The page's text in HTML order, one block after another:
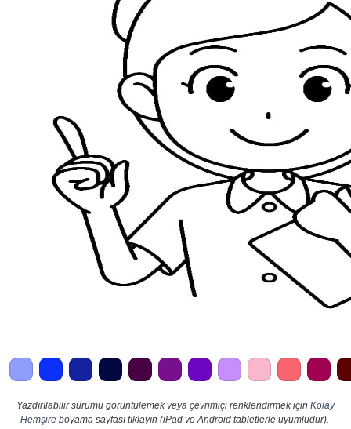
Yazdırılabilir sürümü görüntülemek veya çevrimiçi renklendirmek için Kolay
Hemşireboyama sayfası tıklayın (iPad ve Android tabletlerle uyumludur).